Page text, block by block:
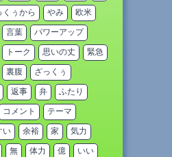
くぅから やみ 欧米
言葉 パワーアップ
トーク 思いの丈 緊急
裏腹 ざっくぅ
返事 弁 ふたり
コメント テーマ
い 余裕 家 気力
無 体力 億 いい